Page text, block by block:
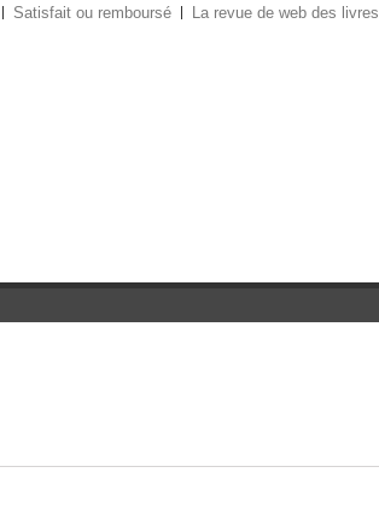
Satisfait ou remboursé La revue de web des livres